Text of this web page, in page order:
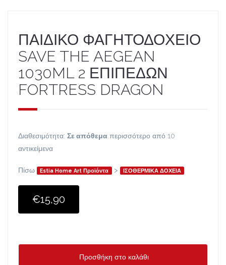
ΠΑΙΔΙΚΟ ΦΑΓΗΤΟΔΟΧΕΙΟ
SAVE THE AEGEAN
1030ML 2 ΕΠΙΠΕΔΩΝ
FORTRESS DRAGON
Διαθεσιμότητα: Σε απόθεμα περισσότερο από 10
αντικείμενα
Πίσω Estia Home Art Προϊόντα > ΙΣΟΘΕΡΜΙΚΑ ΔΟΧΕΙΑ
€15,90
Προσθήκη στο καλάθι